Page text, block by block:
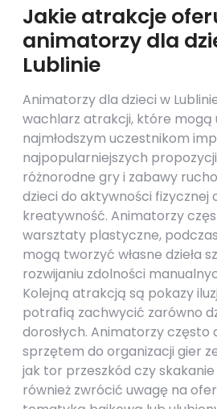
Jakie atrakcje
animatorzy dla
Lublinie
Animatorzy dla dzieci w
wachlarz atrakcji, które mogą
najmłodszym uczestnikom
najpopularniejszych
różnorodne gry i zabawy
dzieci do aktywności fizycznej
kreatywność. Animatorzy
warsztaty plastyczne,
mogą tworzyć własne dzieła
rozwijaniu zdolności
Kolejną atrakcją są pokazy
potrafią zachwycić zarówno
dorosłych. Animatorzy często
sprzętem do organizacji gier
jak tor przeszkód czy
również zwrócić uwagę na